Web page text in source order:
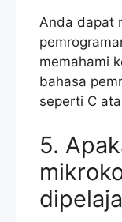
Anda dapat
memahami
bahasa
seperti C
5.